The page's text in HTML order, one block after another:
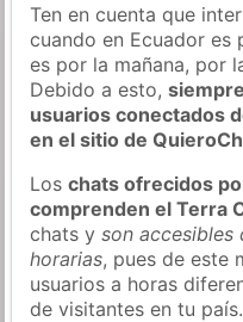
Ten en cuenta que
cuando en Ecuador es
es por la mañana, por
Debido a esto,
usuarios conectados
en el sitio de
Loschats ofrecidos
comprenden el Terra
chats yson accesibles
horarias, pues de este
usuarios a horas
de visitantes en tu país.